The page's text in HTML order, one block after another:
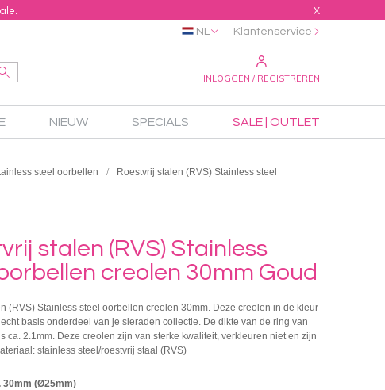
X
INLOGGEN / REGISTREREN
NL Klantenservice
NIEUW SPECIALS SALE | OUTLET
steel oorbellen
Roestvrij stalen (RVS) Stainless steel
stalen (RVS) Stainless
creolen 30mm Goud
(RVS) Stainless steel oorbellen creolen 30mm. Deze creolen in de kleur
basis onderdeel van je sieraden collectie. De dikte van de ring van
ca. 2.1mm. Deze creolen zijn van sterke kwaliteit, verkleuren niet en zijn
stainless steel/roestvrij staal (RVS)
30mm (Ø25mm)